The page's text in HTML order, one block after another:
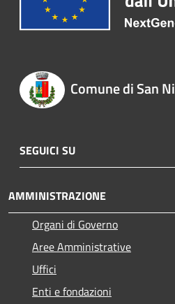
Comune di San
SEGUICI SU
AMMINISTRAZIONE
Organi di Governo
Aree Amministrative
Uffici
Enti e fondazioni